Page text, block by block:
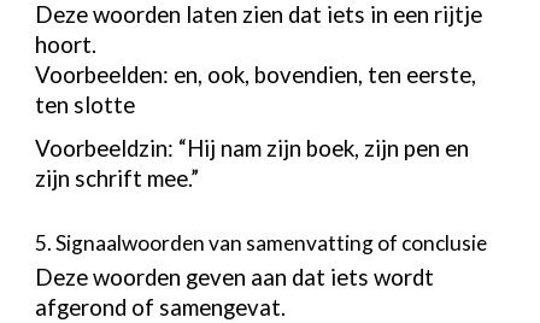
Deze woorden laten zien dat iets in een rijtje
hoort.
Voorbeelden: en, ook, bovendien, ten eerste,
ten slotte
Voorbeeldzin: “Hij nam zijn boek, zijn pen en
zijn schrift mee.”
5. Signaalwoorden van samenvatting of conclusie
Deze woorden geven aan dat iets wordt
afgerond of samengevat.